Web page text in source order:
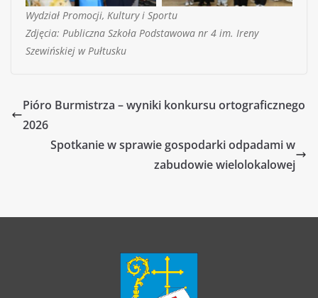
Wydział Promocji, Kultury i Sportu
Zdjęcia: Publiczna Szkoła Podstawowa nr 4 im. Ireny
Szewińskiej w Pułtusku
Pióro Burmistrza – wyniki konkursu ortograficznego
2026
Spotkanie w sprawie gospodarki odpadami w
zabudowie wielolokalowej